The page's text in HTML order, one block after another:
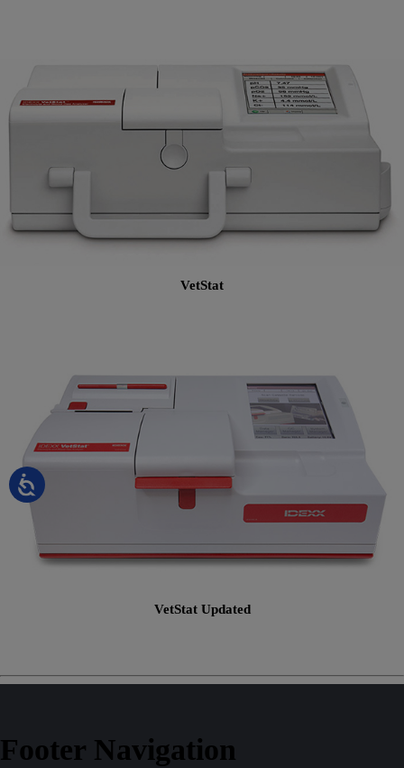
VetStat
VetStat Updated
Footer Navigation